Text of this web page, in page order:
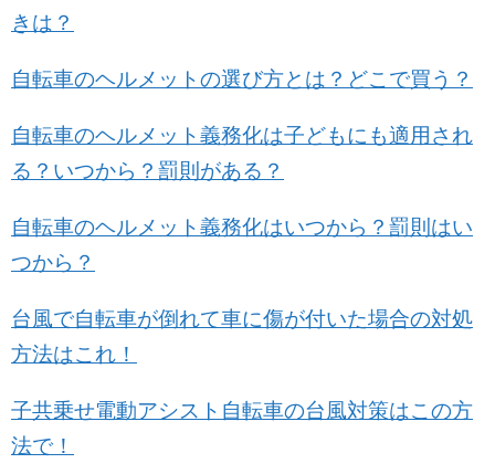
きは？
自転車のヘルメットの選び方とは？どこで買う？
自転車のヘルメット義務化は子どもにも適用され
る？いつから？罰則がある？
自転車のヘルメット義務化はいつから？罰則はい
つから？
台風で自転車が倒れて車に傷が付いた場合の対処
方法はこれ！
子共乗せ電動アシスト自転車の台風対策はこの方
法で！